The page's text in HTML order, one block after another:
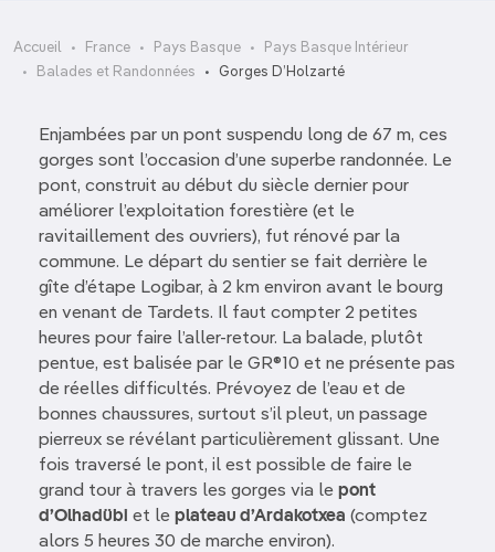
Accueil France Pays Basque
Pays Basque Intérieur
Balades et Randonnées
Gorges D’Holzarté
Enjambées par un pont suspendu long de 67 m, ces
gorges sont l’occasion d’une superbe randonnée. Le
pont, construit au début du siècle dernier pour
améliorer l’exploitation forestière (et le
ravitaillement des ouvriers), fut rénové par la
commune. Le départ du sentier se fait derrière le
gîte d’étape Logibar, à 2 km environ avant le bourg
en venant de Tardets. Il faut compter 2 petites
heures pour faire l’aller-retour. La balade, plutôt
pentue, est balisée par le GR®10 et ne présente pas
de réelles difficultés. Prévoyez de l’eau et de
bonnes chaussures, surtout s’il pleut, un passage
pierreux se révélant particulièrement glissant. Une
fois traversé le pont, il est possible de faire le
grand tour à travers les gorges via le pont
d’Olhadübi et le plateau d’Ardakotxea (comptez
alors 5 heures 30 de marche environ).